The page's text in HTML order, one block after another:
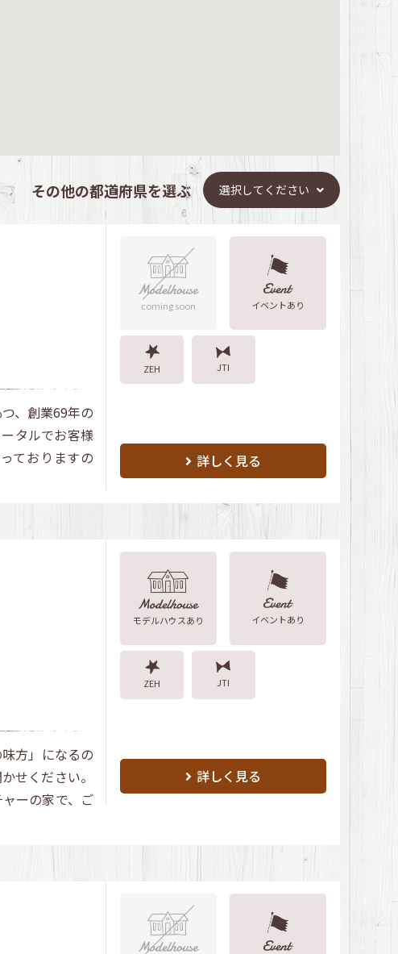
その他の都道府県を選ぶ 選択してください
、創業69年の
タルでお客様
ておりますの
coming soon イベントあり
ZEH JTI
詳しく見る
方」になるの
せください。
ーの家で、ご
モデルハウスあり イベントあり
ZEH JTI
詳しく見る